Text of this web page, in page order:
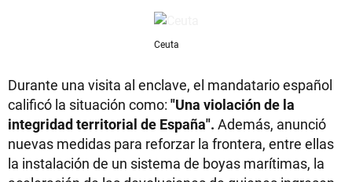
Ceuta
Durante una visita al enclave, el mandatario español
calificó la situación como: "Una violación de la
integridad territorial de España". Además, anunció
nuevas medidas para reforzar la frontera, entre ellas
la instalación de un sistema de boyas marítimas, la